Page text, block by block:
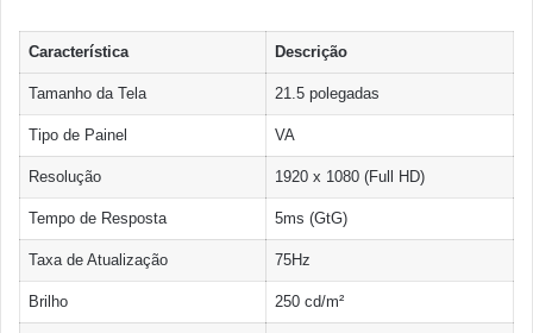
Característica Descrição
Tamanho da Tela 21.5 polegadas
Tipo de Painel VA
Resolução 1920 x 1080 (Full HD)
Tempo de Resposta 5ms (GtG)
Taxa de Atualização 75Hz
Brilho 250 cd/m²